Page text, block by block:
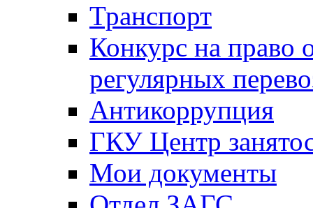
Транспорт
Конкурс на право
регулярных
Антикоррупция
ГКУ Центр
Мои документы